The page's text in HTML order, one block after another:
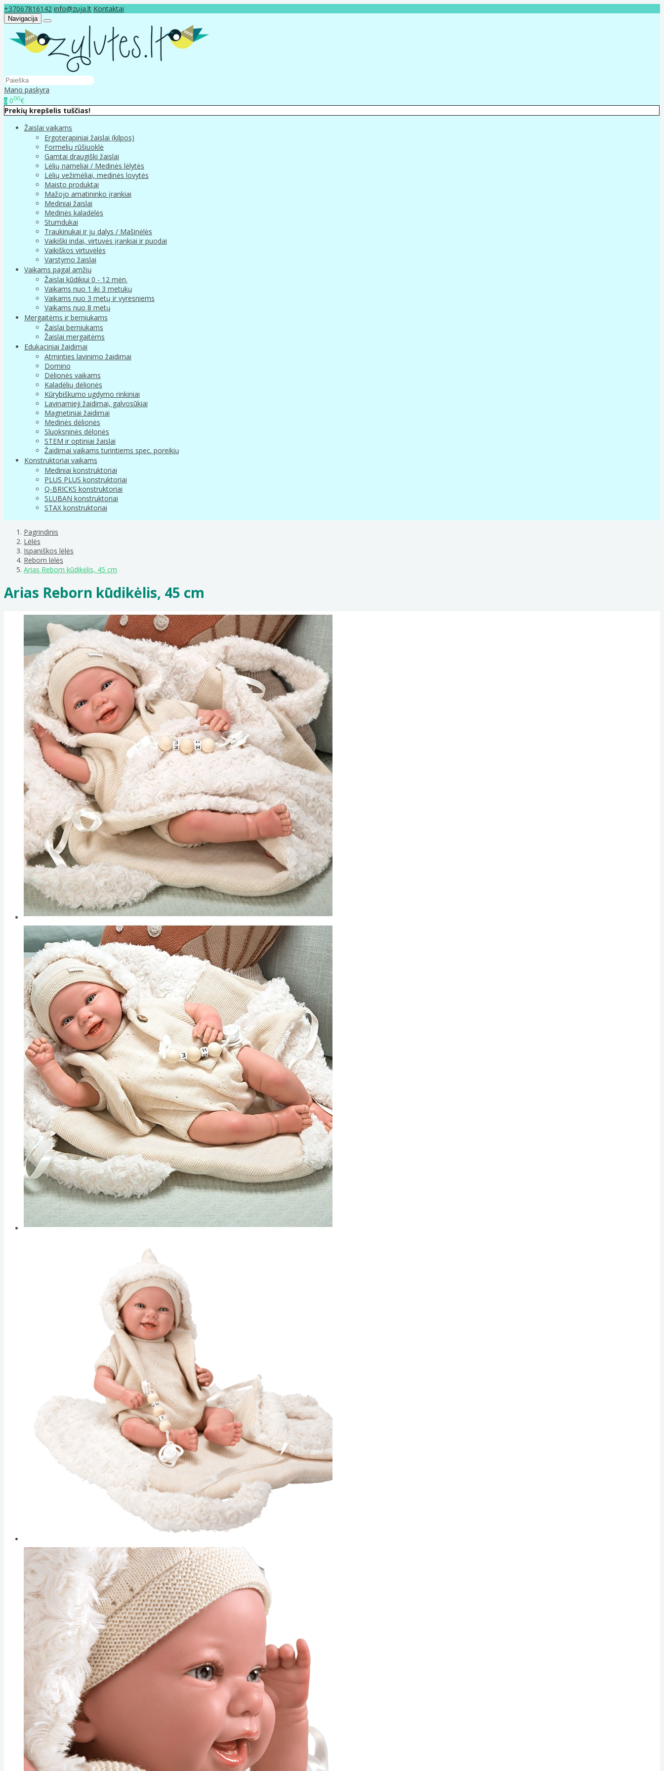
+37067816142 info@zuja.lt Kontaktai
Navigacija
Mano paskyra
0 000€
Prekių krepšelis tuščias!
Žaislai vaikams
Ergoterapiniai žaislai (kilpos)
Formelių rūšiuoklė
Gamtai draugiški žaislai
Lėlių nameliai / Medinės lėlytės
Lėlių vežimėliai, medinės lovytės
Maisto produktai
Mažojo amatininko įrankiai
Mediniai žaislai
Medinės kaladėlės
Stumdukai
Traukinukai ir jų dalys / Mašinėlės
Vaikiški indai, virtuvės įrankiai ir puodai
Vaikiškos virtuvėlės
Varstymo žaislai
Vaikams pagal amžių
Žaislai kūdikiui 0 - 12 mėn.
Vaikams nuo 1 iki 3 metukų
Vaikams nuo 3 metų ir vyresniems
Vaikams nuo 8 metų
Mergaitėms ir berniukams
Žaislai berniukams
Žaislai mergaitėms
Edukaciniai žaidimai
Atminties lavinimo žaidimai
Domino
Dėlionės vaikams
Kaladėlių dėlionės
Kūrybiškumo ugdymo rinkiniai
Lavinamieji žaidimai, galvosūkiai
Magnetiniai žaidimai
Medinės dėlionės
Sluoksninės dėlonės
STEM ir optiniai žaislai
Žaidimai vaikams turintiems spec. poreikių
Konstruktoriai vaikams
Mediniai konstruktoriai
PLUS PLUS konstruktoriai
Q-BRICKS konstruktoriai
SLUBAN konstruktoriai
STAX konstruktoriai
Pagrindinis
Lėlės
Ispaniškos lėlės
Reborn lėlės
Arias Reborn kūdikėlis, 45 cm
Arias Reborn kūdikėlis, 45 cm